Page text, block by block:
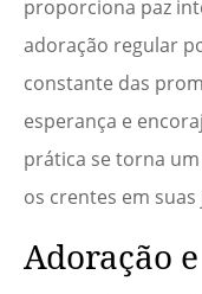
proporciona paz
adoração regular
constante das
esperança e
prática se torna
os crentes em
Adoração